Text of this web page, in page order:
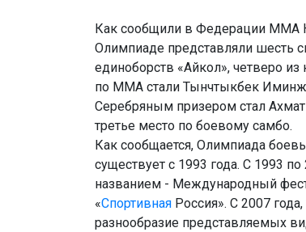
Как сообщили в Федерации ММА
Олимпиаде представляли шесть
единоборств «Айкол», четверо
по ММА стали Тынчтыкбек
Серебряным призером стал
третье место по боевому самбо.
Как сообщается, Олимпиада
существует с 1993 года. C 1993
названием - Международный
«Спортивная Россия». С 2007
разнообразие представляемых